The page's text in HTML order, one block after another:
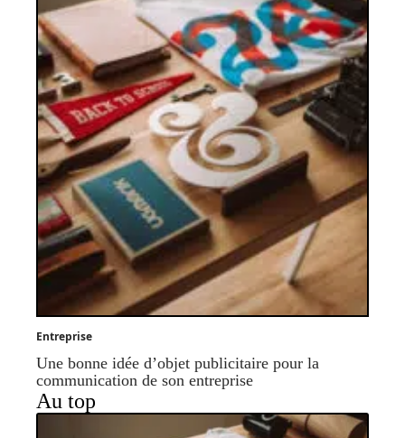
Entreprise
Une bonne idée d’objet publicitaire pour la
communication de son entreprise
Au top